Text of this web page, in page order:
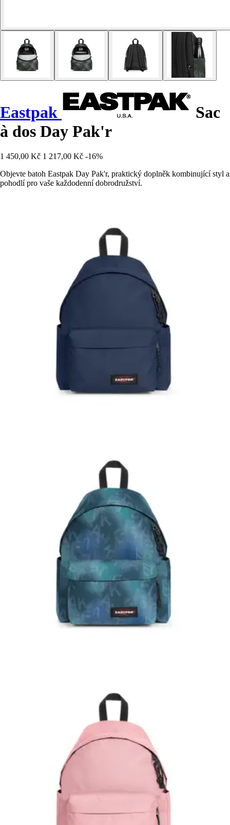
Eastpak
Sac
à dos Day Pak'r
1 450,00 Kč 1 217,00 Kč -16%
Objevte batoh Eastpak Day Pak'r, praktický doplněk kombinující styl a
pohodlí pro vaše každodenní dobrodružství.